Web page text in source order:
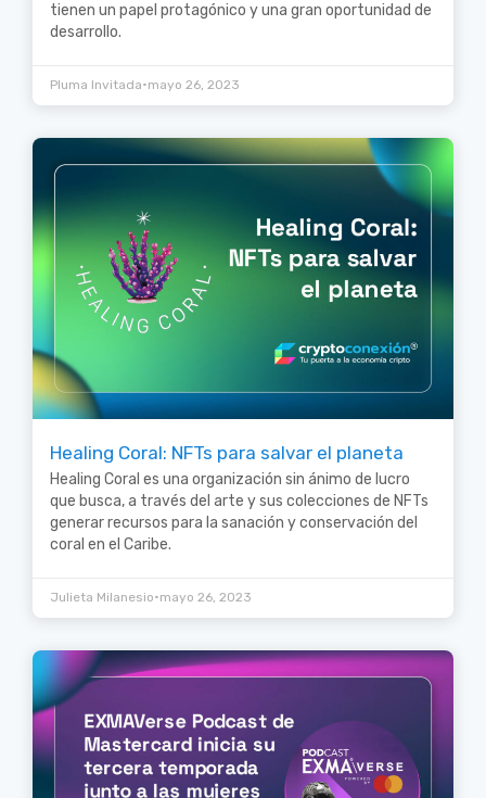
tienen un papel protagónico y una gran oportunidad de
desarrollo.
Pluma Invitada•mayo 26, 2023
Healing Coral: NFTs para salvar el planeta
Healing Coral es una organización sin ánimo de lucro
que busca, a través del arte y sus colecciones de NFTs
generar recursos para la sanación y conservación del
coral en el Caribe.
Julieta Milanesio•mayo 26, 2023